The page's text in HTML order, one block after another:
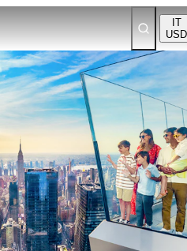
IT
USD